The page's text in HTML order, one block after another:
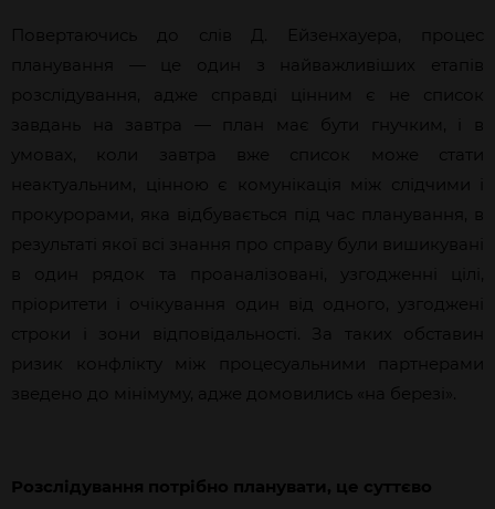
Повертаючись до слів Д. Ейзенхауера, процес
планування — це один з найважливіших етапів
розслідування, адже справді цінним є не список
завдань на завтра — план має бути гнучким, і в
умовах, коли завтра вже список може стати
неактуальним, цінною є комунікація між слідчими і
прокурорами, яка відбувається під час планування, в
результаті якої всі знання про справу були вишикувані
в один рядок та проаналізовані, узгодженні цілі,
пріоритети і очікування один від одного, узгоджені
строки і зони відповідальності. За таких обставин
ризик конфлікту між процесуальними партнерами
зведено до мінімуму, адже домовились «на березі».
Розслідування потрібно планувати, це суттєво